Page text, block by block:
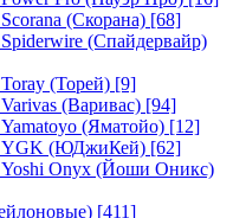
(Скорана) [68]
(Спайдервайр)
(Торей) [9]
(Варивас) [94]
(Яматойо) [12]
YGK (ЮДжиКей) [62]
Onyx (Йоши Оникс)
[411]